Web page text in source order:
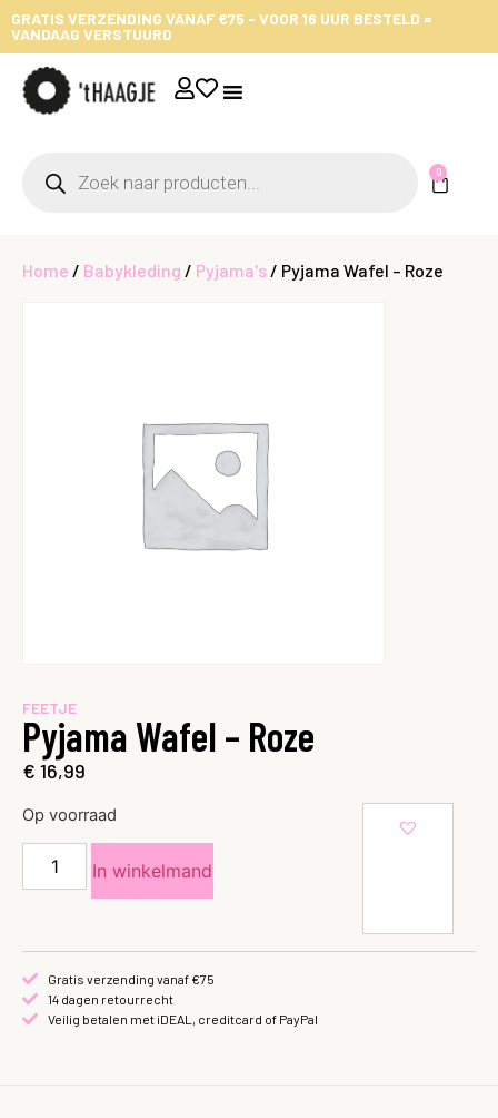
GRATIS VERZENDING VANAF €75 - VOOR 16 UUR BESTELD =
VANDAAG VERSTUURD
0
Home / Babykleding / Pyjama's / Pyjama Wafel – Roze
FEETJE
Pyjama Wafel – Roze
€ 16,99
Op voorraad
In winkelmand
Gratis verzending vanaf €75
14 dagen retourrecht
Veilig betalen met iDEAL, creditcard of PayPal